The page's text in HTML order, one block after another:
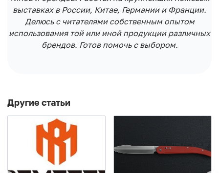
выставках в России, Китае, Германии и Франции.
Делюсь с читателями собственным опытом
использования той или иной продукции различных
брендов. Готов помочь с выбором.
Другие статьи